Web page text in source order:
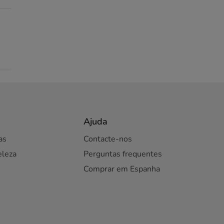
Ajuda
Contacte-nos
Perguntas frequentes
Comprar em Espanha